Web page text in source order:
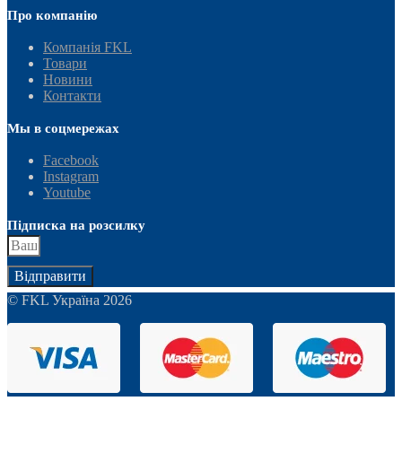
Про компанію
Компанія FKL
Товари
Новини
Контакти
Мы в соцмережах
Facebook
Instagram
Youtube
Підписка на розсилку
Відправити
© FKL Україна 2026